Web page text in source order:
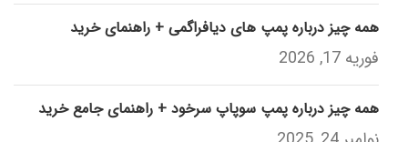
همه چیز درباره پمپ های دیافراگمی + راهنمای خرید
فوریه 17, 2026
همه چیز درباره پمپ سوپاپ سرخود + راهنمای جامع خرید